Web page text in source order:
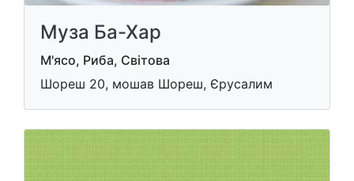
Муза Ба-Хар
М'ясо, Риба, Світова
Шореш 20, мошав Шореш, Єрусалим